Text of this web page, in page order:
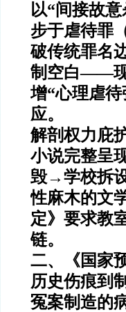
以“间接故
步于虐待罪
破传统罪名
制空白——现
增“心理虐
应。
解剖权力庇
小说完整呈
毁→学校拆
性麻木的文
定》要求教
链。
二、《国家
历史伤痕到
冤案制造的